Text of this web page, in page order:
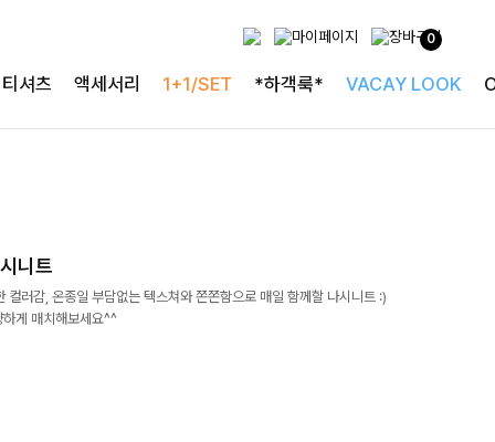
0
티셔츠 액세서리 1+1/SET *하객룩* VACAY LOOK
니트
러감, 온종일 부담없는 텍스쳐와 쫀쫀함으로 매일 함께할 나시니트 :)
게 매치해보세요^^